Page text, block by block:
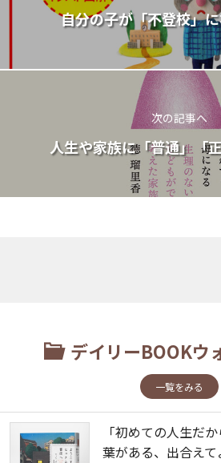
自分の子が「不登校」
次の記事へ
人生や家族に「普通」「
デイリーBOOKウ
一覧をみる
「初めての人生だ
葉がある、出合えて